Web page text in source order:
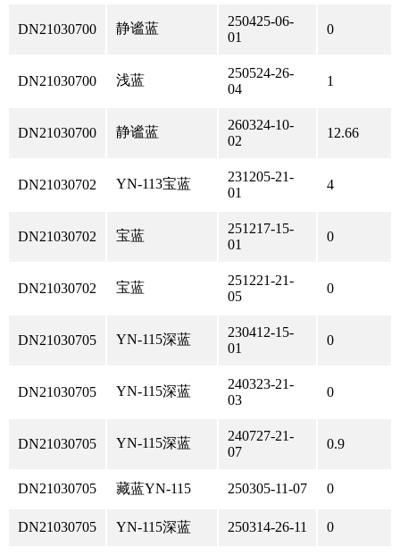
DN21030700 静谧蓝
250425-06-
01
0
DN21030700 浅蓝
250524-26-
04
1
DN21030700 静谧蓝
260324-10-
02
12.66
DN21030702 YN-113宝蓝
231205-21-
01
4
DN21030702 宝蓝
251217-15-
01
0
DN21030702 宝蓝
251221-21-
05
0
DN21030705 YN-115深蓝
230412-15-
01
0
DN21030705 YN-115深蓝
240323-21-
03
0
DN21030705 YN-115深蓝
240727-21-
07
0.9
DN21030705 藏蓝YN-115 250305-11-07 0
DN21030705 YN-115深蓝 250314-26-11 0